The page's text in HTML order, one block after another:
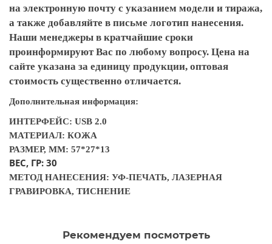
на электронную почту с указанием модели и тиража,
а также добавляйте в письме логотип нанесения.
Наши менеджеры в кратчайшие сроки
проинформируют Вас по любому вопросу. Цена на
сайте указана за единицу продукции, оптовая
стоимость существенно отличается.
Дополнительная информация:
ИНТЕРФЕЙС: USB 2.0
МАТЕРИАЛ: КОЖА
РАЗМЕР, ММ: 57*27*13
ВЕС, ГР: 30
МЕТОД НАНЕСЕНИЯ: УФ-ПЕЧАТЬ, ЛАЗЕРНАЯ
ГРАВИРОВКА, ТИСНЕНИЕ
Рекомендуем посмотреть